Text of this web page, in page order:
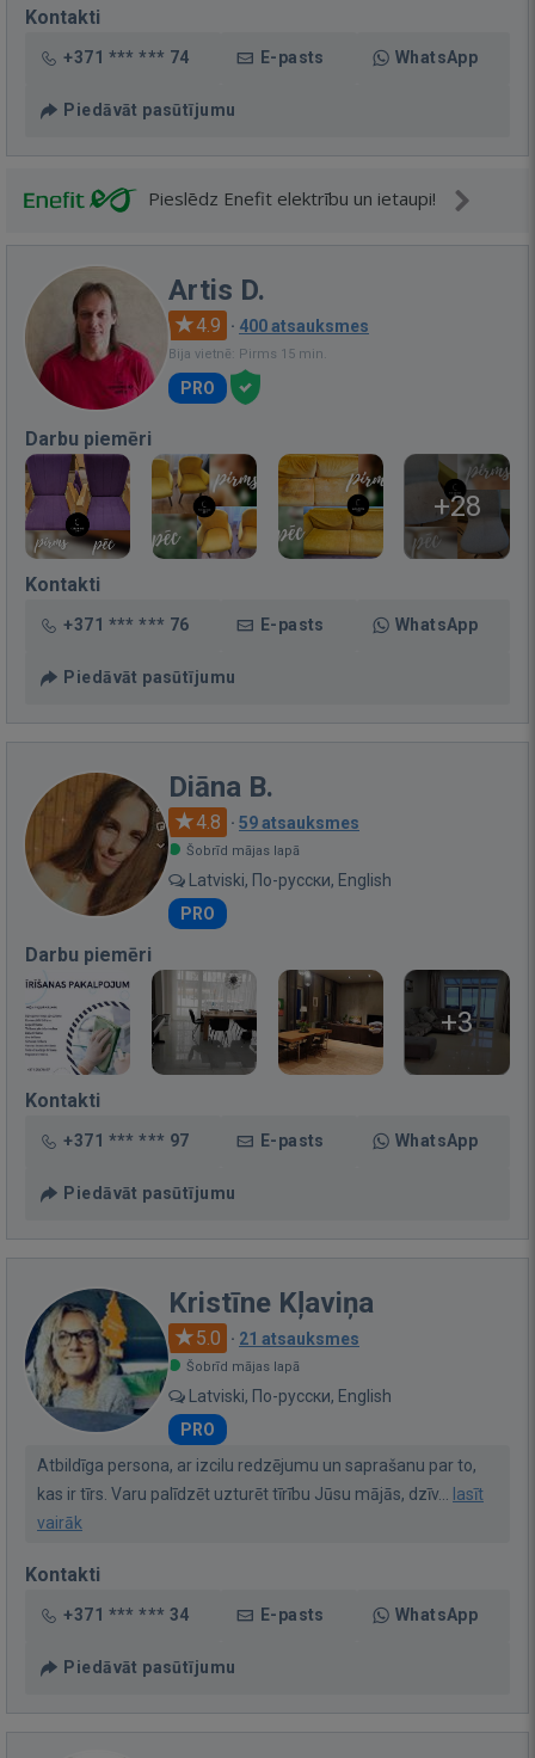
Kontakti
+371 *** *** 74 E-pasts WhatsApp
Piedāvāt pasūtījumu
Pieslēdz Enefit elektrību un ietaupi!
Artis D.
4.9 · 400 atsauksmes
Bija vietnē: Pirms 15 min.
PRO
Darbu piemēri
+28
Kontakti
+371 *** *** 76 E-pasts WhatsApp
Piedāvāt pasūtījumu
Diāna B.
4.8 · 59 atsauksmes
Šobrīd mājas lapā
Latviski, По-русски, English
PRO
Darbu piemēri
+3
Kontakti
+371 *** *** 97 E-pasts WhatsApp
Piedāvāt pasūtījumu
Kristīne Kļaviņa
5.0 · 21 atsauksmes
Šobrīd mājas lapā
Latviski, По-русски, English
PRO
Atbildīga persona, ar izcilu redzējumu un saprašanu par to,
kas ir tīrs. Varu palīdzēt uzturēt tīrību Jūsu mājās, dzīv... lasīt
vairāk
Kontakti
+371 *** *** 34 E-pasts WhatsApp
Piedāvāt pasūtījumu